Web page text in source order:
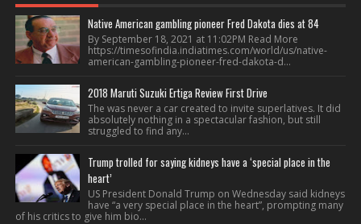
Native American gambling pioneer Fred Dakota dies at 84
By September 18, 2021 at 11:02PM Read More
https://timesofindia.indiatimes.com/world/us/native-
american-gambling-pioneer-fred-dakota-d...
2018 Maruti Suzuki Ertiga Review First Drive
The was never a car created to invite superlatives. It did
absolutely nothing in a spectacular fashion, but still
struggled to find any...
Trump trolled for saying kidneys have a ‘special place in the
heart’
US President Donald Trump on Wednesday said kidneys
have “a very special place in the heart”, prompting many
of his critics to give him bio...